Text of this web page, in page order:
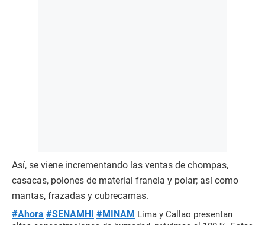
Así, se viene incrementando las ventas de chompas,
casacas, polones de material franela y polar; así como
mantas, frazadas y cubrecamas.
#Ahora #SENAMHI #MINAM Lima y Callao presentan